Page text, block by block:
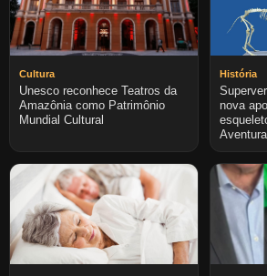
Cultura
Unesco reconhece Teatros da
Amazônia como Patrimônio
Mundial Cultural
História
nova